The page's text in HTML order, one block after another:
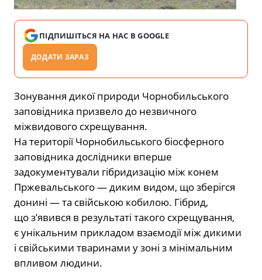
ПІДПИШІТЬСЯ НА НАС В GOOGLE
ДОДАТИ ЗАРАЗ
Зонування дикої природи Чорнобильського
заповідника призвело до незвичного
міжвидового схрещування.
На території Чорнобильського біосферного
заповідника дослідники вперше
задокументували гібридизацію між конем
Пржевальського — диким видом, що зберігся
донині — та свійською кобилою. Гібрид,
що з’явився в результаті такого схрещування,
є унікальним прикладом взаємодії між дикими
і свійськими тваринами у зоні з мінімальним
впливом людини.